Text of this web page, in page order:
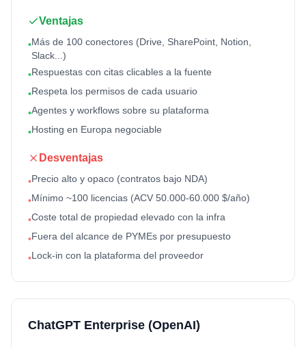
Ventajas
•Más de 100 conectores (Drive, SharePoint, Notion,
Slack...)
•Respuestas con citas clicables a la fuente
•Respeta los permisos de cada usuario
•Agentes y workflows sobre su plataforma
•Hosting en Europa negociable
Desventajas
•Precio alto y opaco (contratos bajo NDA)
•Mínimo ~100 licencias (ACV 50.000-60.000 $/año)
•Coste total de propiedad elevado con la infra
•Fuera del alcance de PYMEs por presupuesto
•Lock-in con la plataforma del proveedor
ChatGPT Enterprise (OpenAI)